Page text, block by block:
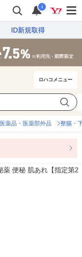
i
ID新規取得
ロハコメニュー
医薬品・医薬部外品 整腸・